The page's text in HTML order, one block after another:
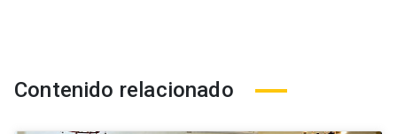
Contenido relacionado